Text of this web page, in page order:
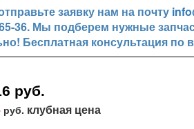
заявку нам на почту
36. Мы подберем нужные
Бесплатная консультация по
руб.
руб. клубная цена